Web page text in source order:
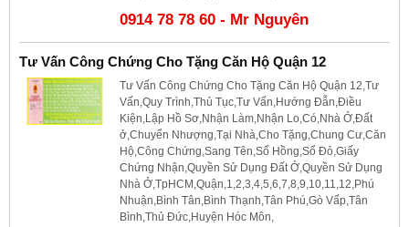
0914 78 78 60 - Mr Nguyên
Tư Vấn Công Chứng Cho Tặng Căn Hộ Quận 12
Tư Vấn Công Chứng Cho Tặng Căn Hộ Quận 12,Tư
Vấn,Quy Trình,Thủ Tục,Tư Vấn,Hướng Đẫn,Điều
Kiện,Lập Hồ Sơ,Nhận Làm,Nhận Lo,Có,Nhà Ở,Đất
ở,Chuyển Nhượng,Tại Nhà,Cho Tặng,Chung Cư,Căn
Hộ,Công Chứng,Sang Tên,Sổ Hồng,Sổ Đỏ,Giấy
Chứng Nhận,Quyền Sử Dụng Đất Ở,Quyền Sử Dụng
Nhà Ở,TpHCM,Quận,1,2,3,4,5,6,7,8,9,10,11,12,Phú
Nhuận,Bình Tân,Bình Thạnh,Tân Phú,Gò Vấp,Tân
Bình,Thủ Đức,Huyện Hóc Môn,